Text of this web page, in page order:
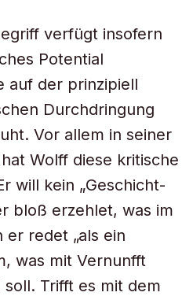
verfügt insofern
Potential
auf der prinzipiell
Durchdringung
Vor allem in seiner
Wolff diese kritische
will kein „Geschicht-
bloß erzehlet, was im
er redet „als ein
was mit Vernunfft
Trifft es mit dem